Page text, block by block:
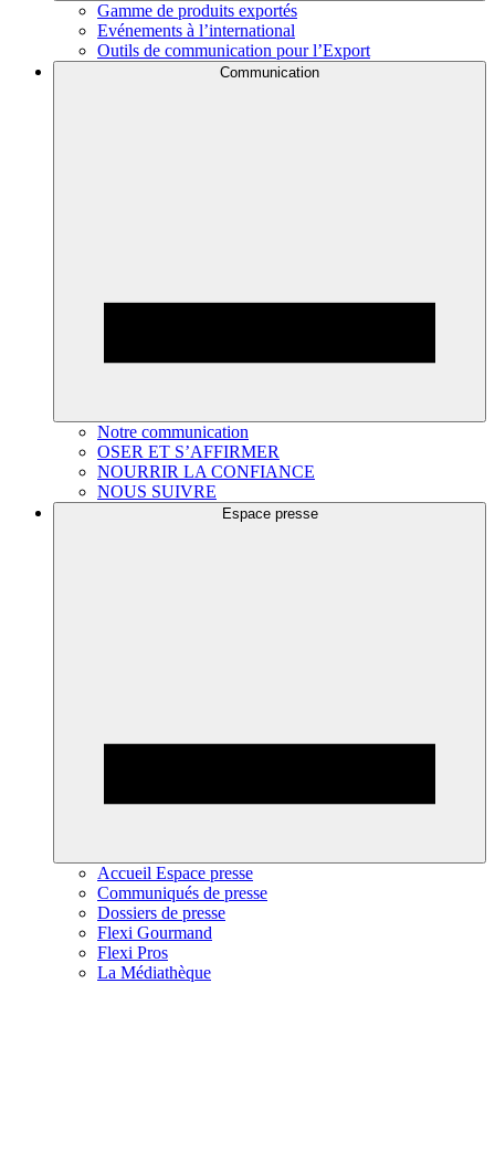
Gamme de produits exportés
Evénements à l’international
Outils de communication pour l’Export
Communication
Notre communication
OSER ET S’AFFIRMER
NOURRIR LA CONFIANCE
NOUS SUIVRE
Espace presse
Accueil Espace presse
Communiqués de presse
Dossiers de presse
Flexi Gourmand
Flexi Pros
La Médiathèque